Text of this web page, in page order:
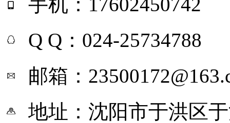
Q Q：024-25734788
邮箱：
地址：沈阳市于洪区